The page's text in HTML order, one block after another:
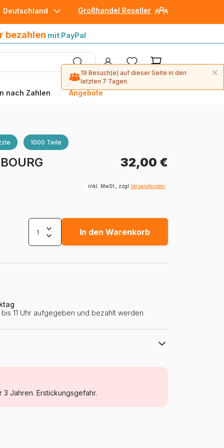
Großhandel Reseller
Deutschland
bezahlen mit PayPal
nach Zahlen Angebote
1000 Teile
32,00 €
inkl. MwSt., zzgl Versandkosten
In den Warenkorb
11 Uhr aufgegeben und bezahlt werden
Puzzle für Erwachsene (500 bis 48000
Jahren. Erstickungsgefahr.
×
19 Besuch(e) auf dieser Seite in den
letzten 7 Tagen.